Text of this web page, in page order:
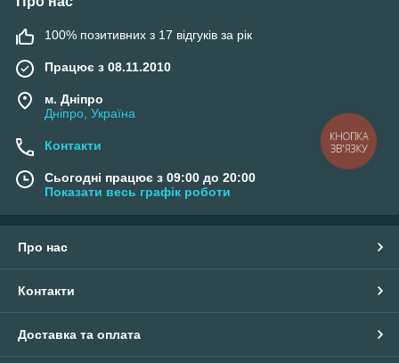
100% позитивних з 17 відгуків за рік
Працює з 08.11.2010
м. Дніпро
Дніпро, Україна
Контакти
Сьогодні працює з 09:00 до 20:00
Показати весь графік роботи
Про нас
Контакти
Доставка та оплата
КНОПКА
ЗВ'ЯЗКУ